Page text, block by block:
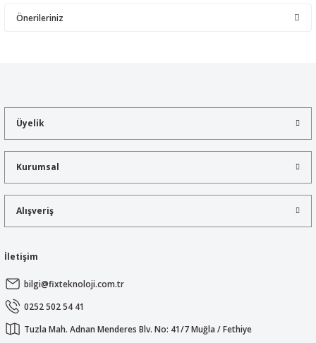
Önerileriniz
Ürün açıklamasında eksik bilgiler bulunuyor.
Ürün bilgilerinde hatalar bulunuyor.
Bu ürüne benzer farklı alternatifler olmalı.
Üyelik
Kurumsal
Alışveriş
İletişim
bilgi@fixteknoloji.com.tr
0252 502 54 41
Tuzla Mah. Adnan Menderes Blv. No: 41/7 Muğla / Fethiye